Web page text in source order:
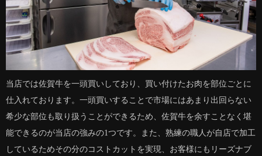
当店では佐賀牛を一頭買いしており、買い付けたお肉を部位ごとに
仕入れております。一頭買いすることで市場にはあまり出回らない
希少な部位も取り扱うことができるため、佐賀牛を余すことなく堪
能できるのが当店の強みの1つです。また、熟練の職人が自店で加工
しているためその分のコストカットを実現、お客様にもリーズナブ